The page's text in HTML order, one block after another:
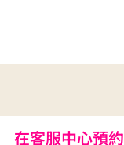
在客服中心預約